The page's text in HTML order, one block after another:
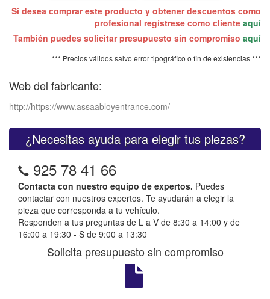
Si desea comprar este producto y obtener descuentos como
profesional regístrese como cliente aquí
También puedes solicitar presupuesto sin compromiso aquí
*** Precios válidos salvo error tipográfico o fin de existencias ***
Web del fabricante:
http://https://www.assaabloyentrance.com/
¿Necesitas ayuda para elegir tus piezas?
925 78 41 66
Contacta con nuestro equipo de expertos. Puedes
contactar con nuestros expertos. Te ayudarán a elegir la
pieza que corresponda a tu vehículo.
Responden a tus preguntas de L a V de 8:30 a 14:00 y de
16:00 a 19:30 - S de 9:00 a 13:30
Solicita presupuesto sin compromiso